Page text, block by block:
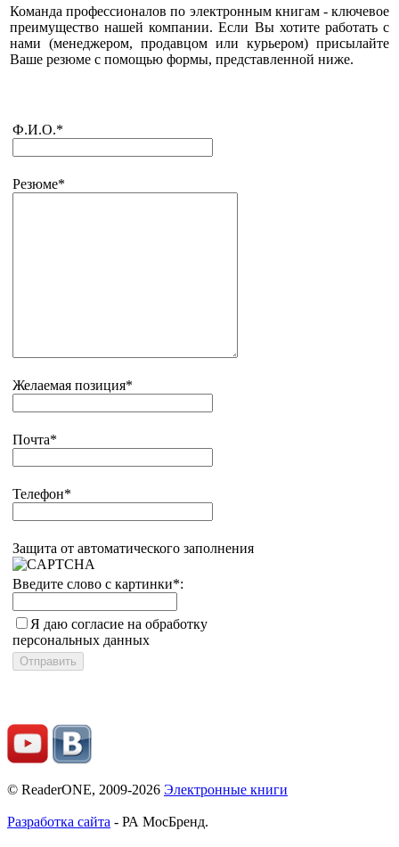
Команда профессионалов по электронным книгам - ключевое
преимущество нашей компании. Если Вы хотите работать с
нами (менеджером, продавцом или курьером) присылайте
Ваше резюме c помощью формы, представленной ниже.
Ф.И.О.*
Резюме*
Желаемая позиция*
Почта*
Телефон*
Защита от автоматического заполнения
Введите слово с картинки*:
Я даю согласие на обработку
персональных данных
© ReaderONE, 2009-2026 Электронные книги
Разработка сайта - РА МосБренд.